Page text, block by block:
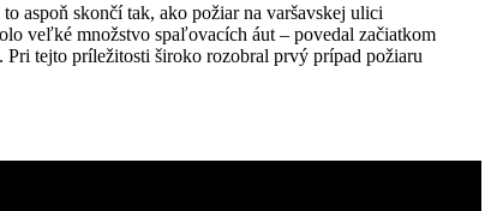
aspoň skončí tak, ako požiar na varšavskej ulici
veľké množstvo spaľovacích áut – povedal začiatkom
tejto príležitosti široko rozobral prvý prípad požiaru